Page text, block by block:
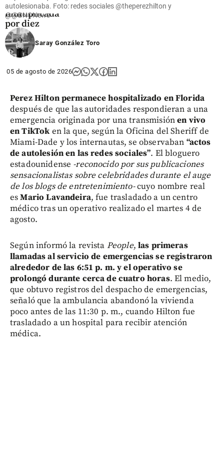
crédito
multiplicada
por diez
share
autolesionaba. Foto: redes sociales @theperezhilton y
@@BNONews
Saray González Toro
05 de agosto de 2026
Perez Hilton permanece hospitalizado en Florida
después de que las autoridades respondieran a una
emergencia originada por una transmisiónen vivo
en TikToken la que, según la Oficina del Sheriff de
Miami-Dade y los internautas, se observaban “actos
de autolesión en las redes sociales”. El bloguero
estadounidense -reconocido por sus publicaciones
sensacionalistas sobre celebridades durante el auge
de los blogs de entretenimiento-cuyo nombre real
esMario Lavandeira, fue trasladado a un centro
médico tras un operativo realizado el martes 4 de
agosto.
Según informó la revista People, las primeras
llamadas al servicio de emergencias se registraron
alrededor de las 6:51 p. m. y el operativo se
prolongó durante cerca de cuatro horas. El medio,
que obtuvo registros del despacho de emergencias,
señaló que la ambulancia abandonó la vivienda
poco antes de las 11:30 p. m., cuando Hilton fue
trasladado a un hospital para recibir atención
médica.